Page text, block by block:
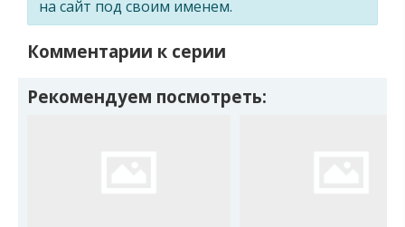
на сайт под своим именем.
Комментарии к серии
Рекомендуем посмотреть: